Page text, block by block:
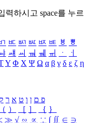
력하시고 space를 누르
ㅳ ㅴ ㅵ ㅶ ㅷ ㅸ
ㅹ
ㆈ ㆉ ㆊ ㆋ ㆌ ㆍ
ㆎ
Υ Φ Χ Ψ Ω α β γ δ ε ζ η
פ ם ן ו ט א ר ק
（ ） ［ ］ ｛ ｝
≫ √ ∽ ∝ ∵ ∫ ∬ ∈ ∋